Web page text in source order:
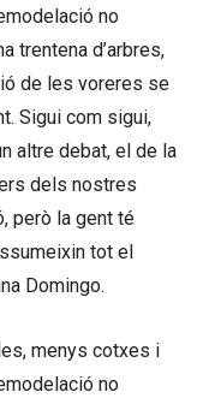
no
trentena d’arbres,
de les voreres se
Sigui com sigui,
altre debat, el de la
dels nostres
però la gent té
tot el
Domingo.
menys cotxes i
no